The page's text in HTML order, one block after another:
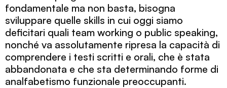
fondamentale ma non basta, bisogna
sviluppare quelle skills in cui oggi siamo
deficitari quali team working o public speaking,
nonché va assolutamente ripresa la capacità di
comprendere i testi scritti e orali, che è stata
abbandonata e che sta determinando forme di
analfabetismo funzionale preoccupanti.